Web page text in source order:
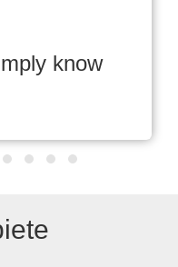
know